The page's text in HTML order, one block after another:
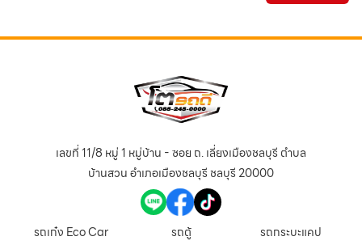
เลขที่ 11/8 หมู่ 1 หมู่บ้าน - ซอย ถ. เลี่ยงเมืองชลบุรี ตำบล
บ้านสวน อำเภอเมืองชลบุรี ชลบุรี 20000
รถเก๋ง Eco Car รถตู้ รถกระบะแคป